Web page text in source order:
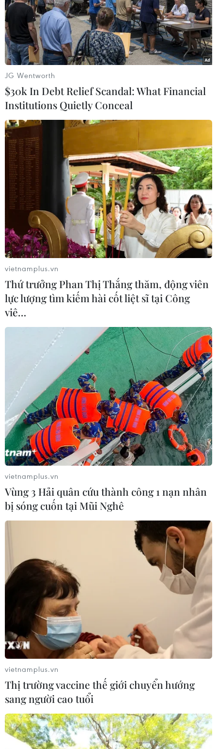
#SK hynix #Huawei #Chip nhớ
#Lệnh trừng phạt
#Smartphone
#Sản phẩm bán dẫn
Hàn Quốc
Trung Quốc
Theo dõi VietnamPlus
TIN LIÊN QUAN
Công ty Huawei thay thế hàng nghìn linh
kiện bị Mỹ cấm xuất khẩu
Huawei đã thay thế 13.000 linh kiện trong 3 năm qua
bằng các sản phẩm thay thế nội địa, đã thiết kế lại
4.000 bảng mạch cho các sản phẩm của mình và việc
sản xuất bảng mạch đã được ổn định.
JG Wentworth
$30k In Debt Relief Scandal: What Financial
Institutions Quietly Conceal
vietnamplus.vn
Thứ trưởng Phan Thị Thắng thăm, động viên
lực lượng tìm kiếm hài cốt liệt sĩ tại Công
viê…
vietnamplus.vn
Vùng 3 Hải quân cứu thành công 1 nạn nhân
bị sóng cuốn tại Mũi Nghê
vietnamplus.vn
Thị trường vaccine thế giới chuyển hướng
sang người cao tuổi